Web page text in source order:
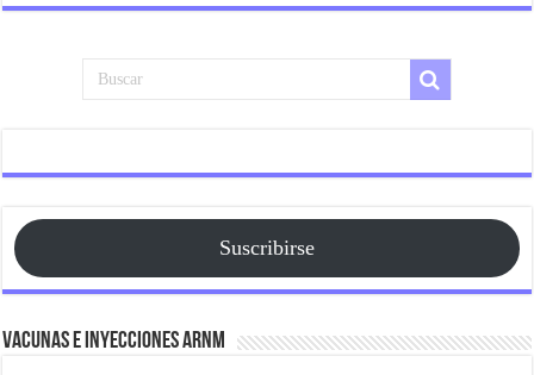
Suscribirse
Vacunas e Inyecciones ARNm